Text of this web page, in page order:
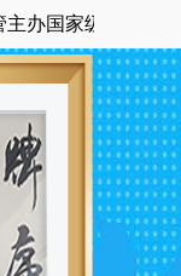
级中央在京科